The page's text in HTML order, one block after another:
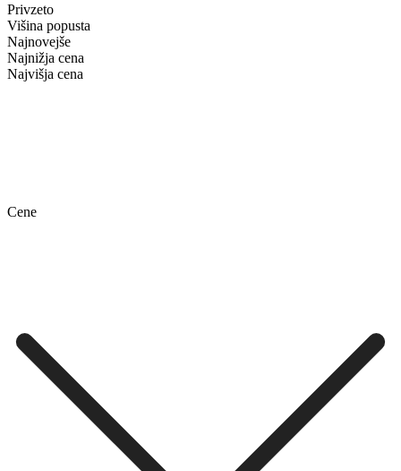
Privzeto
Višina popusta
Najnovejše
Najnižja cena
Najvišja cena
Cene